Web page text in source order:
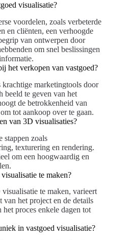
visualisatie?
voordelen, zoals verbeterde
en cliënten, een verhoogde
van ontwerpen door
om snel beslissingen
het verkopen van vastgoed?
marketingtools door
beeld te geven van het
de betrokkenheid van
tot aankoop over te gaan.
van 3D visualisaties?
stappen zoals
texturering en rendering.
om een hoogwaardig en
te maken?
te maken, varieert
het project en de details
proces enkele dagen tot
in vastgoed visualisatie?